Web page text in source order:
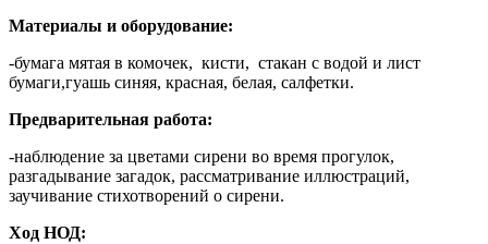
Материалы и оборудование:
-бумага мятая в комочек, кисти, стакан с водой и лист
бумаги,гуашь синяя, красная, белая, салфетки.
Предварительная работа:
-наблюдение за цветами сирени во время прогулок,
разгадывание загадок, рассматривание иллюстраций,
заучивание стихотворений о сирени.
Ход НОД: